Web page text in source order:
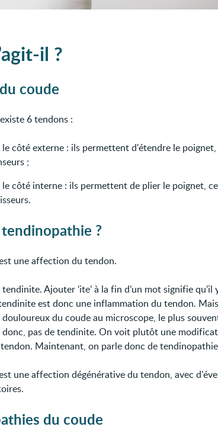
il ?
coude
6 tendons :
côté externe : ils permettent d'étendre le
;
côté interne : ils permettent de plier le poignet,
?
une affection du tendon.
Ajouter ‘ite’ à la fin d’un mot signifie qu’il
est donc une inflammation du tendon. Mais
du coude au microscope, le plus
donc, pas de tendinite. On voit plutôt une
Maintenant, on parle donc de
une affection dégénérative du tendon, avec
du coude